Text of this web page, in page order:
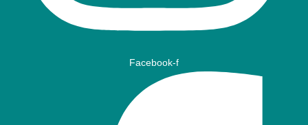
Facebook-f